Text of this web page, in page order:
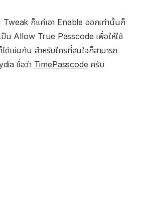
Tweak ก็แค่เอา Enable ออกเท่านั้นก็
ป็น Allow True Passcode เพื่อให้ใช้
ด้เช่นกัน สำหรับใครที่สนใจก็สามารถ
ชื่อว่า TimePasscode ครับ